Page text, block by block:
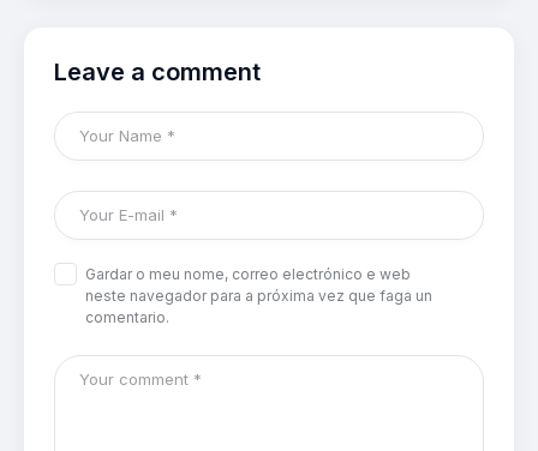
Leave a comment
Gardar o meu nome, correo electrónico e web
neste navegador para a próxima vez que faga un
comentario.